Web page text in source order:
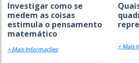
Investigar como se
medem as coisas
estimula o pensamento
matemático
+ Mais Informações + Mais